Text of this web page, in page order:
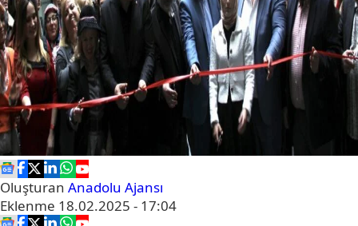
Oluşturan Anadolu Ajansı
Eklenme 18.02.2025 - 17:04